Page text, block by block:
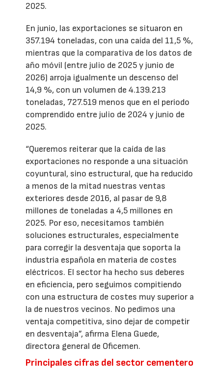
2025.
En junio, las exportaciones se situaron en
357.194 toneladas, con una caída del 11,5 %,
mientras que la comparativa de los datos de
año móvil (entre julio de 2025 y junio de
2026) arroja igualmente un descenso del
14,9 %, con un volumen de 4.139.213
toneladas, 727.519 menos que en el periodo
comprendido entre julio de 2024 y junio de
2025.
“Queremos reiterar que la caída de las
exportaciones no responde a una situación
coyuntural, sino estructural, que ha reducido
a menos de la mitad nuestras ventas
exteriores desde 2016, al pasar de 9,8
millones de toneladas a 4,5 millones en
2025. Por eso, necesitamos también
soluciones estructurales, especialmente
para corregir la desventaja que soporta la
industria española en materia de costes
eléctricos. El sector ha hecho sus deberes
en eficiencia, pero seguimos compitiendo
con una estructura de costes muy superior a
la de nuestros vecinos. No pedimos una
ventaja competitiva, sino dejar de competir
en desventaja”, afirma Elena Guede,
directora general de Oficemen.
Principales cifras del sector cementero